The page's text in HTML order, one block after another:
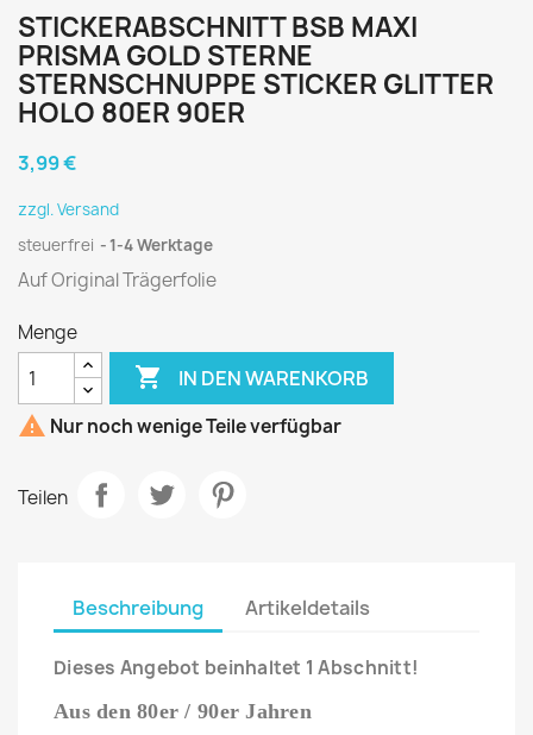
STICKERABSCHNITT BSB MAXI
PRISMA GOLD STERNE
STERNSCHNUPPE STICKER GLITTER
HOLO 80ER 90ER
3,99 €
zzgl. Versand
steuerfrei
1-4 Werktage
Auf Original Trägerfolie
Menge
 IN DEN WARENKORB
 Nur noch wenige Teile verfügbar
Teilen
Beschreibung Artikeldetails
Dieses Angebot beinhaltet 1 Abschnitt!
Aus den 80er / 90er Jahren